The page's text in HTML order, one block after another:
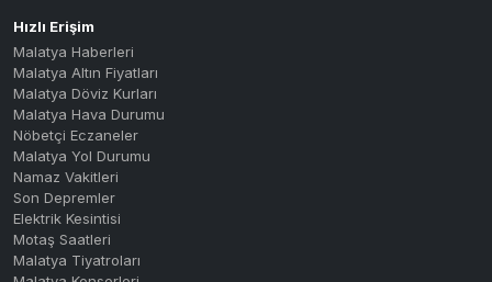
Hızlı Erişim
Malatya Haberleri
Malatya Altın Fiyatları
Malatya Döviz Kurları
Malatya Hava Durumu
Nöbetçi Eczaneler
Malatya Yol Durumu
Namaz Vakitleri
Son Depremler
Elektrik Kesintisi
Motaş Saatleri
Malatya Tiyatroları